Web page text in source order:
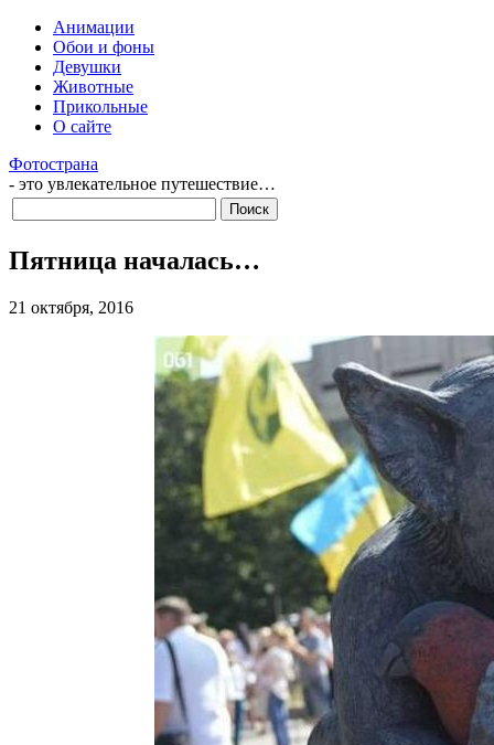
Анимации
Обои и фоны
Девушки
Животные
Прикольные
О сайте
Фотострана
- это увлекательное путешествие…
Пятница началась…
21 октября, 2016